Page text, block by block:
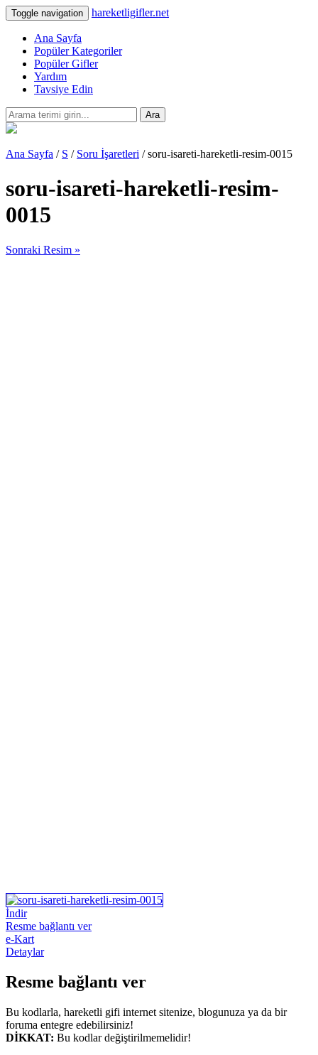
Toggle navigation hareketligifler.net
Ana Sayfa
Popüler Kategoriler
Popüler Gifler
Yardım
Tavsiye Edin
Ara
Ana Sayfa / S / Soru İşaretleri / soru-isareti-hareketli-resim-0015
soru-isareti-hareketli-resim-
0015
Sonraki Resim »
İndir
Resme bağlantı ver
e-Kart
Detaylar
Resme bağlantı ver
Bu kodlarla, hareketli gifi internet sitenize, blogunuza ya da bir
foruma entegre edebilirsiniz!
DİKKAT: Bu kodlar değiştirilmemelidir!